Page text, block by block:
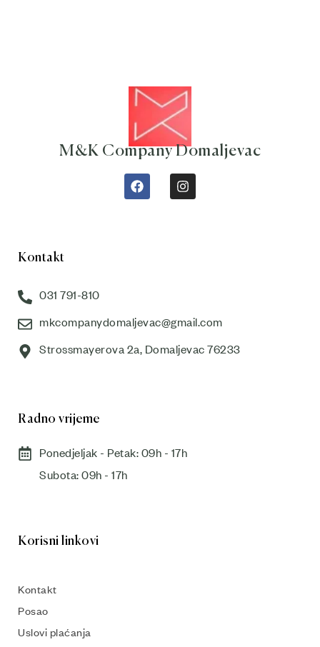
M&K Company Domaljevac
Kontakt
031 791-810
mkcompanydomaljevac@gmail.com
Strossmayerova 2a, Domaljevac 76233
Radno vrijeme
Ponedjeljak - Petak: 09h - 17h
Subota: 09h - 17h​
Korisni linkovi
Kontakt
Posao
Uslovi plaćanja